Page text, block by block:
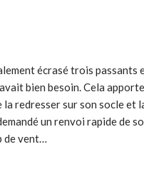
écrasé trois
bien besoin. Cela
redresser sur son socle et
un renvoi rapide de
de vent…